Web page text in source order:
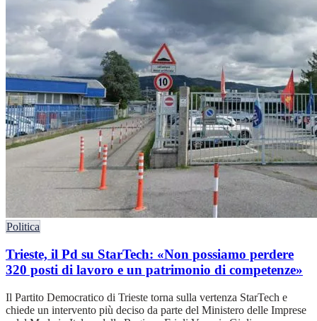
Politica
Trieste, il Pd su StarTech: «Non possiamo perdere
320 posti di lavoro e un patrimonio di competenze»
Il Partito Democratico di Trieste torna sulla vertenza StarTech e
chiede un intervento più deciso da parte del Ministero delle Imprese